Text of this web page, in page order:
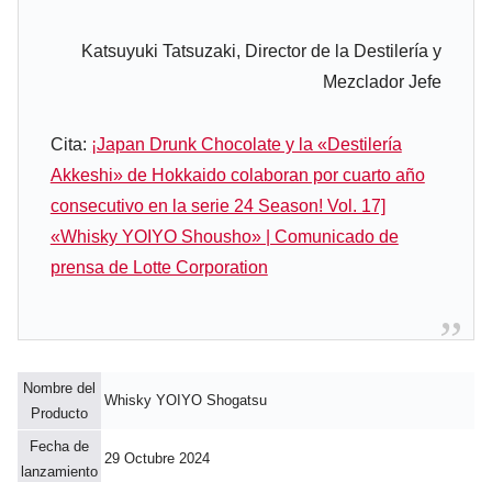
Katsuyuki Tatsuzaki, Director de la Destilería y
Mezclador Jefe
Cita: ¡Japan Drunk Chocolate y la «Destilería
Akkeshi» de Hokkaido colaboran por cuarto año
consecutivo en la serie 24 Season! Vol. 17]
«Whisky YOIYO Shousho» | Comunicado de
prensa de Lotte Corporation
Nombre del
Producto
Whisky YOIYO Shogatsu
Fecha de
lanzamiento
29 Octubre 2024